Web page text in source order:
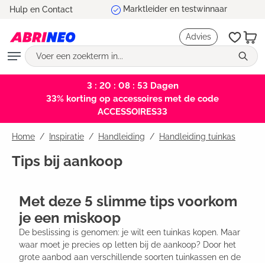
Hulp en Contact Marktleider en testwinnaar
Advies
3 : 20 : 08 : 53 Dagen
33% korting op accessoires met de code
ACCESSOIRES33
Home Inspiratie / Handleiding / Handleiding tuinkas
Tips bij aankoop
Met deze 5 slimme tips voorkom
je een miskoop
De beslissing is genomen: je wilt een tuinkas kopen. Maar
waar moet je precies op letten bij de aankoop? Door het
grote aanbod aan verschillende soorten tuinkassen en de